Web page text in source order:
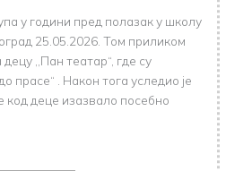
у години пред полазак у школу
25.05.2026. Том приликом
,,Пан театар“, где су
прасе“ . Након тога уследио је
код деце изазвало посебно